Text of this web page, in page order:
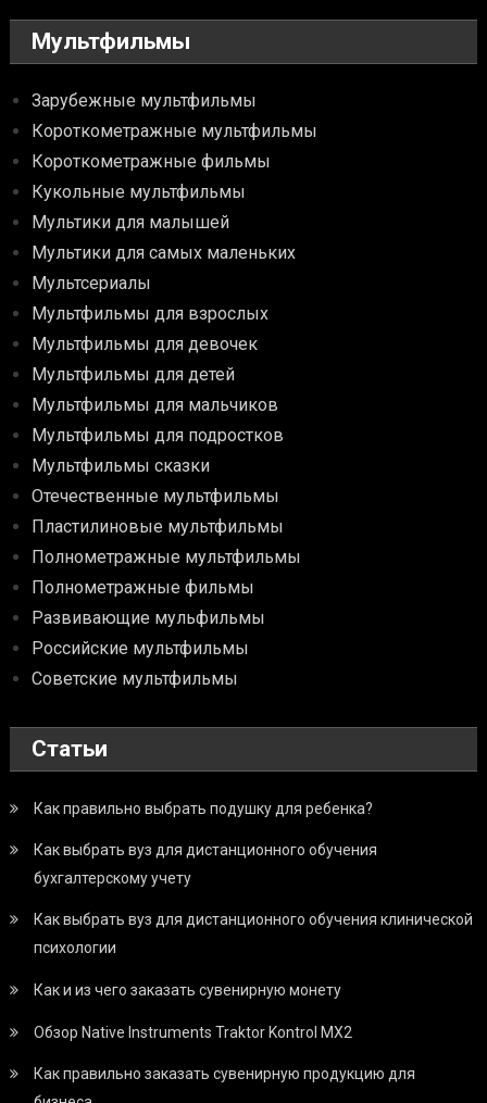
Мультфильмы
Зарубежные мультфильмы
Короткометражные мультфильмы
Короткометражные фильмы
Кукольные мультфильмы
Мультики для малышей
Мультики для самых маленьких
Мультсериалы
Мультфильмы для взрослых
Мультфильмы для девочек
Мультфильмы для детей
Мультфильмы для мальчиков
Мультфильмы для подростков
Мультфильмы сказки
Отечественные мультфильмы
Пластилиновые мультфильмы
Полнометражные мультфильмы
Полнометражные фильмы
Развивающие мульфильмы
Российские мультфильмы
Советские мультфильмы
Статьи
Как правильно выбрать подушку для ребенка?
Как выбрать вуз для дистанционного обучения
бухгалтерскому учету
Как выбрать вуз для дистанционного обучения клинической
психологии
Как и из чего заказать сувенирную монету
Обзор Native Instruments Traktor Kontrol MX2
Как правильно заказать сувенирную продукцию для